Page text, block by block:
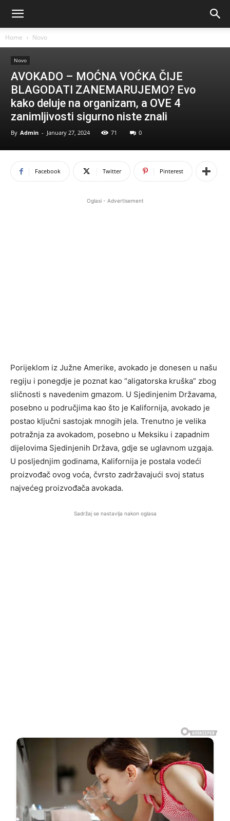
Home Novo
Novo
AVOKADO – MOĆNA VOĆKA ČIJE
BLAGODATI ZANEMARUJEMO? Evo
kako deluje na organizam, a OVE 4
zanimljivosti sigurno niste znali
By Admin - January 27, 2024 71 0
Facebook Twitter Pinterest
Oglasi - Advertisement
Porijeklom iz Južne Amerike, avokado je donesen u našu
regiju i ponegdje je poznat kao “aligatorska kruška” zbog
sličnosti s navedenim gmazom. U Sjedinjenim Državama,
posebno u područjima kao što je Kalifornija, avokado je
postao ključni sastojak mnogih jela. Trenutno je velika
potražnja za avokadom, posebno u Meksiku i zapadnim
dijelovima Sjedinjenih Država, gdje se uglavnom uzgaja.
U posljednjim godinama, Kalifornija je postala vodeći
proizvođač ovog voća, čvrsto zadržavajući svoj status
najvećeg proizvođača avokada.
Sadržaj se nastavlja nakon oglasa